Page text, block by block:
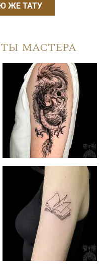
ЖЕ ТАТУ
мастера